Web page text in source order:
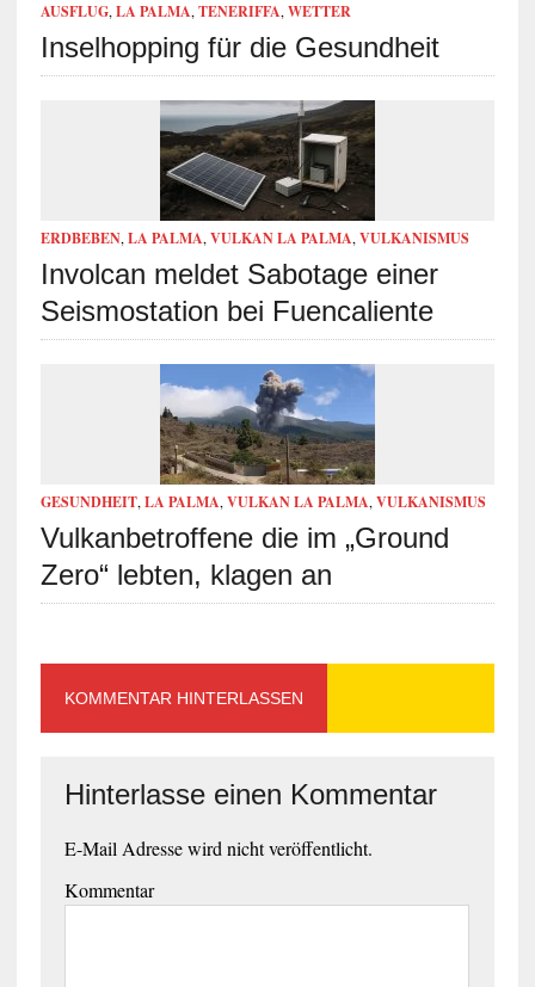
AUSFLUG,LA PALMA,TENERIFFA,WETTER
Inselhopping für die Gesundheit
ERDBEBEN,LA PALMA,VULKAN LA PALMA,VULKANISMUS
Involcan meldet Sabotage einer
Seismostation bei Fuencaliente
GESUNDHEIT,LA PALMA,VULKAN LA PALMA,VULKANISMUS
Vulkanbetroffene die im „Ground
Zero“ lebten, klagen an
KOMMENTAR HINTERLASSEN
Hinterlasse einen Kommentar
E-Mail Adresse wird nicht veröffentlicht.
Kommentar